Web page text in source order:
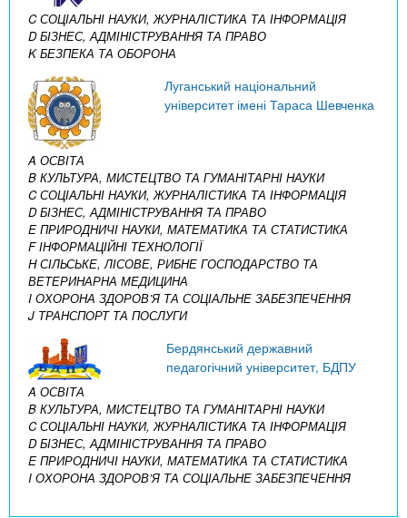
C СОЦІАЛЬНІ НАУКИ, ЖУРНАЛІСТИКА ТА ІНФОРМАЦІЯ
D БІЗНЕС, АДМІНІСТРУВАННЯ ТА ПРАВО
K БЕЗПЕКА ТА ОБОРОНА
Луганський національний
університет імені Тараса Шевченка
A ОСВІТА
B КУЛЬТУРА, МИСТЕЦТВО ТА ГУМАНІТАРНІ НАУКИ
C СОЦІАЛЬНІ НАУКИ, ЖУРНАЛІСТИКА ТА ІНФОРМАЦІЯ
D БІЗНЕС, АДМІНІСТРУВАННЯ ТА ПРАВО
E ПРИРОДНИЧІ НАУКИ, МАТЕМАТИКА ТА СТАТИСТИКА
F ІНФОРМАЦІЙНІ ТЕХНОЛОГІЇ
H СІЛЬСЬКЕ, ЛІСОВЕ, РИБНЕ ГОСПОДАРСТВО ТА
ВЕТЕРИНАРНА МЕДИЦИНА
I ОХОРОНА ЗДОРОВ’Я ТА СОЦІАЛЬНЕ ЗАБЕЗПЕЧЕННЯ
J ТРАНСПОРТ ТА ПОСЛУГИ
Бердянський державний
педагогічний університет, БДПУ
A ОСВІТА
B КУЛЬТУРА, МИСТЕЦТВО ТА ГУМАНІТАРНІ НАУКИ
C СОЦІАЛЬНІ НАУКИ, ЖУРНАЛІСТИКА ТА ІНФОРМАЦІЯ
D БІЗНЕС, АДМІНІСТРУВАННЯ ТА ПРАВО
E ПРИРОДНИЧІ НАУКИ, МАТЕМАТИКА ТА СТАТИСТИКА
I ОХОРОНА ЗДОРОВ’Я ТА СОЦІАЛЬНЕ ЗАБЕЗПЕЧЕННЯ